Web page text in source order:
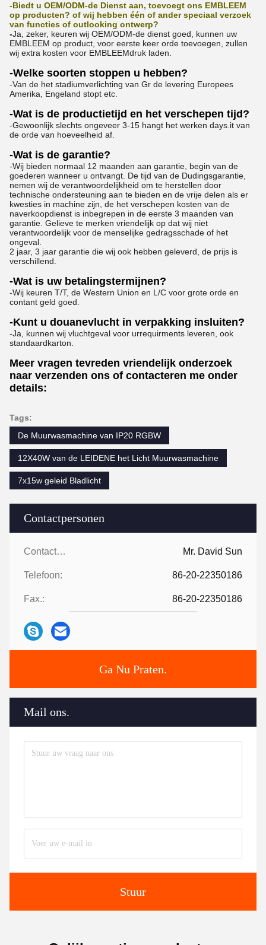
Contactpersonen
Contactpersonen: Mr. David Sun
Telefoon: 86-20-22350186
Fax.: 86-20-22350186
Ga Nu Praten.
Mail ons.
Stuur
-Biedt u OEM/ODM-de Dienst aan, toevoegt ons EMBLEEM
op producten? of wij hebben één of ander speciaal verzoek
van functies of outlooking ontwerp?
-Ja, zeker, keuren wij OEM/ODM-de dienst goed, kunnen uw
EMBLEEM op product, voor eerste keer orde toevoegen, zullen
wij extra kosten voor EMBLEEMdruk laden.
-Welke soorten stoppen u hebben?
-Van de het stadiumverlichting van Gr de levering Europees
Amerika, Engeland stopt etc.
-Wat is de productietijd en het verschepen tijd?
-Gewoonlijk slechts ongeveer 3-15 hangt het werken days.it van
de orde van hoeveelheid af.
-Wat is de garantie?
-Wij bieden normaal 12 maanden aan garantie, begin van de
goederen wanneer u ontvangt. De tijd van de Dudingsgarantie,
nemen wij de verantwoordelijkheid om te herstellen door
technische ondersteuning aan te bieden en de vrije delen als er
kwesties in machine zijn, de het verschepen kosten van de
naverkoopdienst is inbegrepen in de eerste 3 maanden van
garantie. Gelieve te merken vriendelijk op dat wij niet
verantwoordelijk voor de menselijke gedragsschade of het
ongeval.
2 jaar, 3 jaar garantie die wij ook hebben geleverd, de prijs is
verschillend.
-Wat is uw betalingstermijnen?
-Wij keuren T/T, de Western Union en L/C voor grote orde en
contant geld goed.
-Kunt u douanevlucht in verpakking insluiten?
-Ja, kunnen wij vluchtgeval voor urrequirments leveren, ook
standaardkarton.
Meer vragen tevreden vriendelijk onderzoek
naar verzenden ons of contacteren me onder
details:
Tags:
De Muurwasmachine van IP20 RGBW
12X40W van de LEIDENE het Licht Muurwasmachine
7x15w geleid Bladlicht